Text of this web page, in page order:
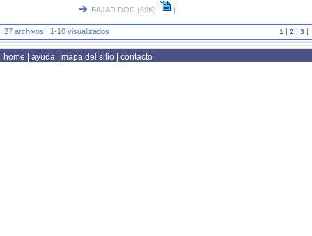
BAJAR DOC (69K) |
27 archivos | 1-10 visualizados 1 | 2 | 3 |
home ayuda mapa del sitio contacto